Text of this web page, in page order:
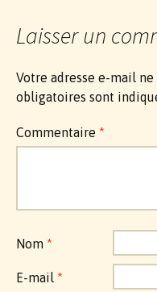
Laisser un
Votre adresse e-mail ne
obligatoires sont
Commentaire *
Nom *
E-mail *